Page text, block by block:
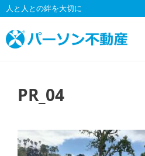
コ
ン
テ
ン
人と人との絆を大切に
PR_04